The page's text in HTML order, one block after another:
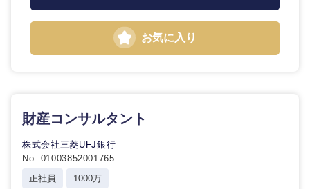
選択する
選択する
選択する
選択する
お気に入り
財産コンサルタント
株式会社三菱UFJ銀行
No. 01003852001765
正社員
1000万